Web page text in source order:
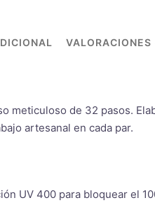
VALORACIONES
meticuloso de 32 pasos.
artesanal en cada par.
UV 400 para bloquear el